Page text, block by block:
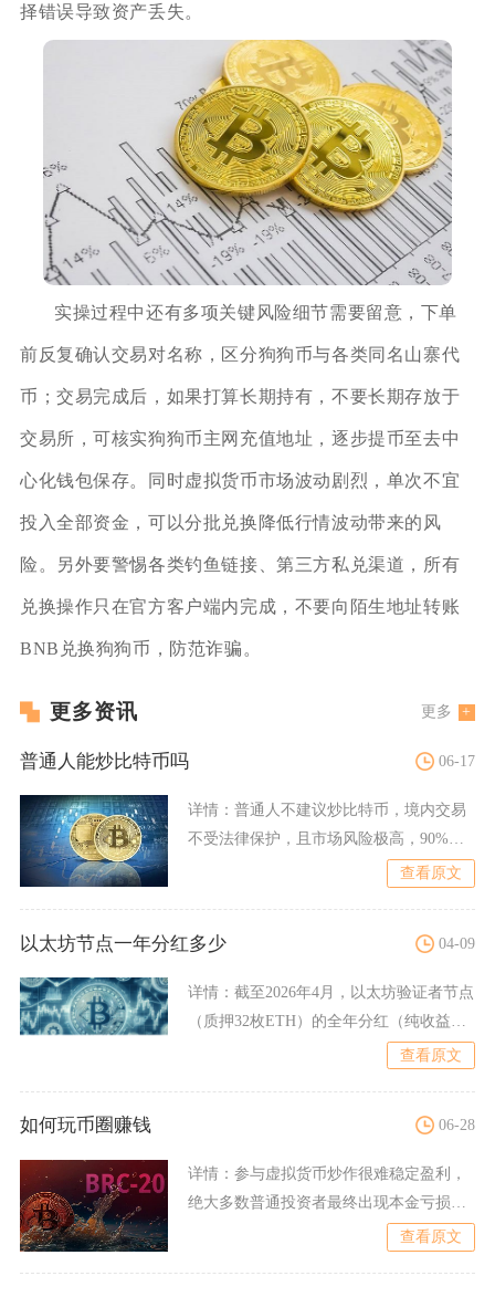
择错误导致资产丢失。
实操过程中还有多项关键风险细节需要留意，下单
前反复确认交易对名称，区分狗狗币与各类同名山寨代
币；交易完成后，如果打算长期持有，不要长期存放于
交易所，可核实狗狗币主网充值地址，逐步提币至去中
心化钱包保存。同时虚拟货币市场波动剧烈，单次不宜
投入全部资金，可以分批兑换降低行情波动带来的风
险。另外要警惕各类钓鱼链接、第三方私兑渠道，所有
兑换操作只在官方客户端内完成，不要向陌生地址转账
BNB兑换狗狗币，防范诈骗。
更多资讯 更多
普通人能炒比特币吗 06-17
详情： 普通人不建议炒比特币，境内交易
不受法律保护，且市场风险极高，90%以
查看原文
以太坊节点一年分红多少 04-09
详情： 截至2026年4月，以太坊验证者节点
（质押32枚ETH）的全年分红（纯收益）
查看原文
如何玩币圈赚钱 06-28
详情： 参与虚拟货币炒作很难稳定盈利，
绝大多数普通投资者最终出现本金亏损，
查看原文